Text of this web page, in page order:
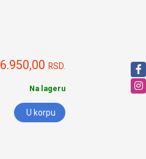
6.950,00 RSD.
Na lageru
U korpu